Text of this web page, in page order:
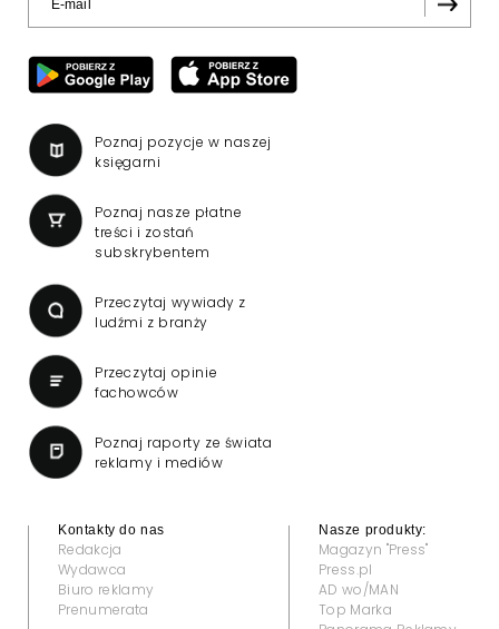
Poznaj pozycje w naszej
księgarni
Poznaj nasze płatne
treści i zostań
subskrybentem
Przeczytaj wywiady z
ludźmi z branży
Przeczytaj opinie
fachowców
Poznaj raporty ze świata
reklamy i mediów
Kontakty do nas
Redakcja
Wydawca
Biuro reklamy
Prenumerata
Nasze produkty:
Magazyn "Press"
Press.pl
AD wo/MAN
Top Marka